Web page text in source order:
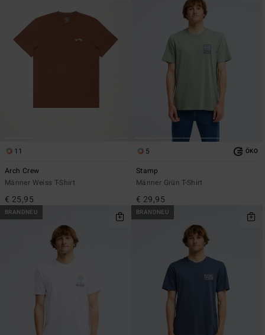
11
Arch Crew
Männer Weiss T-Shirt
€ 25,95
5 ÖKO
Stamp
Männer Grün T-Shirt
€ 29,95
BRANDNEU BRANDNEU